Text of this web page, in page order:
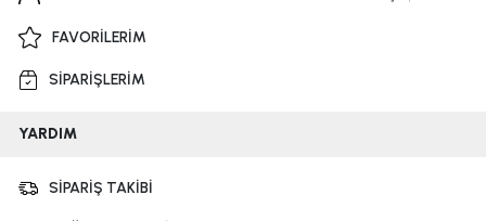
FAVORİLERİM
SİPARİŞLERİM
YARDIM
SİPARİŞ TAKİBİ